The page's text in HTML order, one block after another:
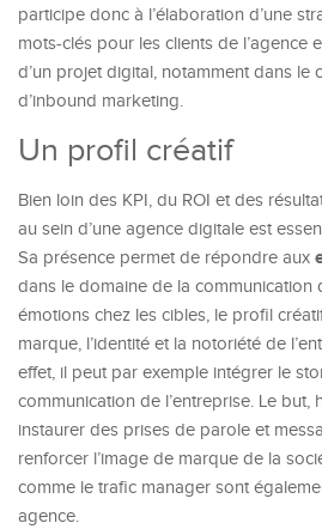
participe donc à l’élaboration d’une
mots-clés pour les clients de l’agence
d’un projet digital, notamment dans le
d’inbound marketing.
Un profil créatif
Bien loin des KPI, du ROI et des
au sein d’une agence digitale est
Sa présence permet de répondre aux
dans le domaine de la communication
émotions chez les cibles, le profil
marque, l’identité et la notoriété de
effet, il peut par exemple intégrer le
communication de l’entreprise. Le but,
instaurer des prises de parole et
renforcer l’image de marque de la
comme le trafic manager sont
agence.